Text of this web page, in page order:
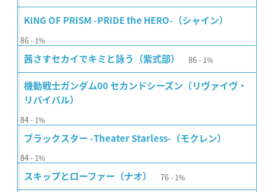
KING OF PRISM -PRIDE the HERO-（シャイン）
86 1%
茜さすセカイでキミと詠う（紫式部） 86 1%
機動戦士ガンダム00 セカンドシーズン（リヴァイヴ・
リバイバル）
84 1%
ブラックスター -Theater Starless-（モクレン）
84 1%
スキップとローファー（ナオ） 76 1%